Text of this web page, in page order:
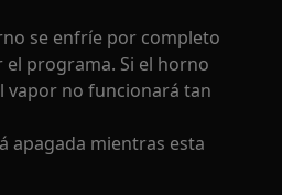
se enfríe por completo
el programa. Si el horno
vapor no funcionará tan
apagada mientras esta